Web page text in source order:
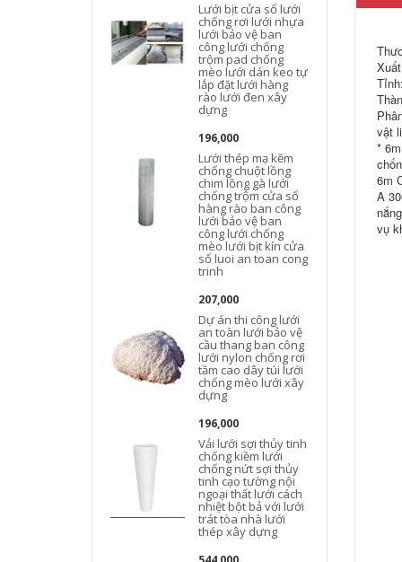
Lưới bịt cửa sổ lưới
chống rơi lưới nhựa
lưới bảo vệ ban
công lưới chống
trộm pad chống
mèo lưới dán keo tự
lắp đặt lưới hàng
rào lưới đen xây
dựng
196,000
Lưới thép mạ kẽm
chống chuột lồng
chim lồng gà lưới
chống trộm cửa sổ
hàng rào ban công
lưới bảo vệ ban
công lưới chống
mèo lưới bịt kín cửa
sổ luoi an toan cong
trinh
207,000
Dự án thi công lưới
an toàn lưới bảo vệ
cầu thang ban công
lưới nylon chống rơi
tầm cao dây túi lưới
chống mèo lưới xây
dựng
196,000
Vải lưới sợi thủy tinh
chống kiềm lưới
chống nứt sợi thủy
tinh cạo tường nội
ngoại thất lưới cách
nhiệt bột bả với lưới
trát tòa nhà lưới
thép xây dựng
vật
*
6m
A
vụ